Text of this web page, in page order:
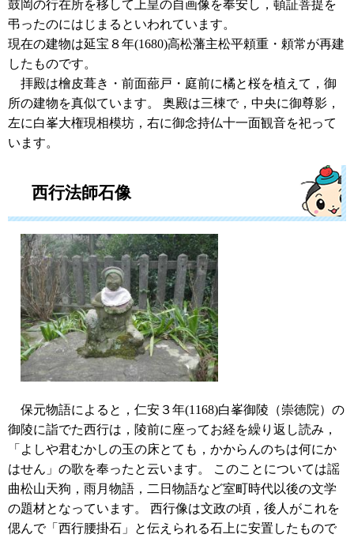
鼓岡の行在所を移して上皇の自画像を奉安し，頓証菩提を
弔ったのにはじまるといわれています。
現在の建物は延宝８年(1680)高松藩主松平頼重・頼常が再建
したものです。
拝殿は檜皮葺き・前面蔀戸・庭前に橘と桜を植えて，御
所の建物を真似ています。 奥殿は三棟で，中央に御尊影，
左に白峯大権現相模坊，右に御念持仏十一面観音を祀って
います。
西行法師石像
保元物語によると，仁安３年(1168)白峯御陵（崇徳院）の
御陵に詣でた西行は，陵前に座ってお経を繰り返し読み，
「よしや君むかしの玉の床とても，かからんのちは何にか
はせん」の歌を奉ったと云います。 このことについては謡
曲松山天狗，雨月物語，二日物語など室町時代以後の文学
の題材となっています。 西行像は文政の頃，後人がこれを
偲んで「西行腰掛石」と伝えられる石上に安置したもので